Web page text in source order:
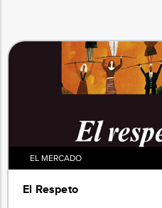
EL MERCADO
El Respeto